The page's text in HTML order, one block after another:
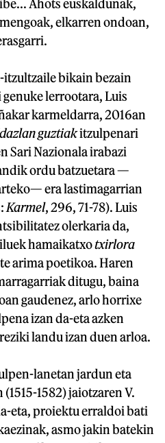
Ahots euskaldunak,
elkarren ondoan,
bikain bezain
lerrootara, Luis
karmeldarra, 2016an
guztiakitzulpenari
Sari Nazionala irabazi
ordu batzuetara —
era lastimagarrian
Karmel, 296, 71-78). Luis
olerkaria da,
hamaikatxotxirlora
arima poetikoa. Haren
ditugu, baina
gaudenez, arlo horrixe
izan da-eta azken
landu izan duen arloa.
lanetan jardun eta
1582) jaiotzaren V.
eta, proiektu erraldoi bati
asmo jakin batekin